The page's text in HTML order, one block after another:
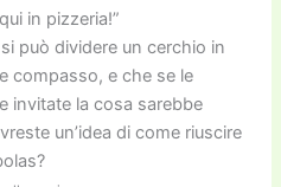
in pizzeria!”
può dividere un cerchio in
compasso, e che se le
invitate la cosa sarebbe
un’idea di come riuscire